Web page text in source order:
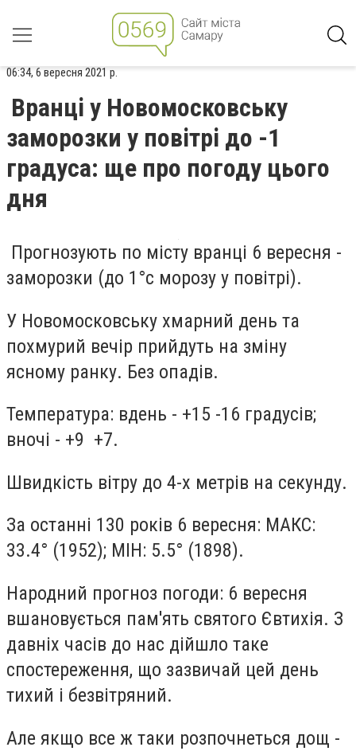
06:34, 6 вересня 2021 р.
Вранці у Новомосковську
заморозки у повітрі до -1
градуса: ще про погоду цього
дня
Прогнозують по місту вранці 6 вересня -
заморозки (до 1°c морозу у повітрі).
У Новомосковську хмарний день та
похмурий вечір прийдуть на зміну
ясному ранку. Без опадів.
Температура: вдень - +15 -16 градусів;
вночі - +9 +7.
Швидкість вітру до 4-х метрів на секунду.
За останні 130 років 6 вересня: МАКС:
33.4° (1952); МІН: 5.5° (1898).
Народний прогноз погоди: 6 вересня
вшановується пам'ять святого Євтихія. З
давніх часів до нас дійшло таке
спостереження, що зазвичай цей день
тихий і безвітряний.
Але якщо все ж таки розпочнеться дощ -